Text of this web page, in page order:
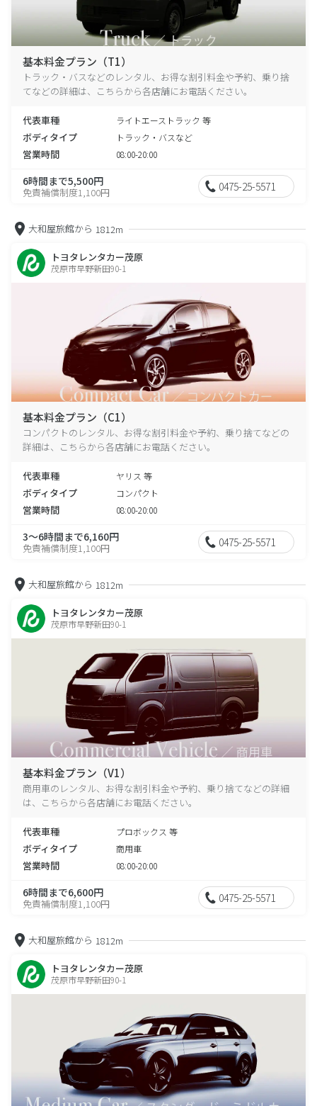
基本料金プラン（T1）
トラック・バスなどのレンタル、お得な割引料金や予約、乗り捨
てなどの詳細は、こちらから各店舗にお電話ください。
代表車種 ライトエーストラック 等
ボディタイプ トラック・バスなど
営業時間 08:00-20:00
6時間まで5,500円
免責補償制度1,100円 0475-25-5571
大和屋旅館から 1812m
トヨタレンタカー茂原
茂原市早野新田90-1
基本料金プラン（C1）
コンパクトのレンタル、お得な割引料金や予約、乗り捨てなどの
詳細は、こちらから各店舗にお電話ください。
代表車種 ヤリス 等
ボディタイプ コンパクト
営業時間 08:00-20:00
3～6時間まで6,160円
免責補償制度1,100円 0475-25-5571
大和屋旅館から 1812m
トヨタレンタカー茂原
茂原市早野新田90-1
基本料金プラン（V1）
商用車のレンタル、お得な割引料金や予約、乗り捨てなどの詳細
は、こちらから各店舗にお電話ください。
代表車種 プロボックス 等
ボディタイプ 商用車
営業時間 08:00-20:00
6時間まで6,600円
免責補償制度1,100円 0475-25-5571
大和屋旅館から 1812m
トヨタレンタカー茂原
茂原市早野新田90-1